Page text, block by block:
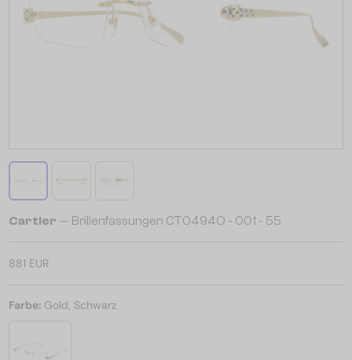
Cartier — Brillenfassungen CT0494O - 001 - 55
881 EUR
Farbe: Gold, Schwarz